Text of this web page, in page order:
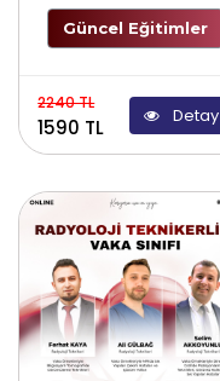
Güncel Eğitimler
2240 TL
1590 TL Detay